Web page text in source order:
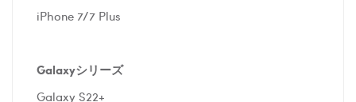
iPhone 7/7 Plus
Galaxyシリーズ
Galaxy S22+